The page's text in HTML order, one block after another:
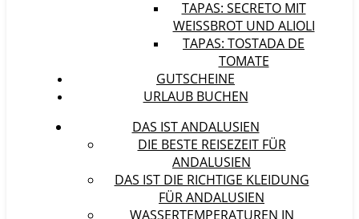
TAPAS: SECRETO MIT
WEISSBROT UND ALIOLI
TAPAS: TOSTADA DE
TOMATE
GUTSCHEINE
URLAUB BUCHEN
DAS IST ANDALUSIEN
DIE BESTE REISEZEIT FÜR
ANDALUSIEN
DAS IST DIE RICHTIGE KLEIDUNG
FÜR ANDALUSIEN
WASSERTEMPERATUREN IN